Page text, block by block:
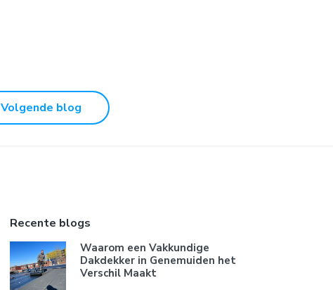
Volgende blog
Recente blogs
Waarom een Vakkundige
Dakdekker in Genemuiden het
Verschil Maakt